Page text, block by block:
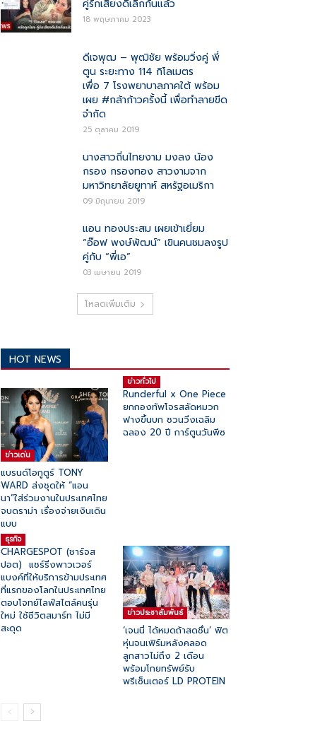
คู่รักเสียงดีเลิกกันแล้ว
18 พฤษภาคม 2023
ดีเจพุฒ – พุฒิชัย พร้อมวิ่งคู่ พี่
ตูน ระยะทาง 114 กิโลเมตร
เพื่อ 7 โรงพยาบาลภาคใต้ พร้อม
เผย #กล้าก้าวครั้งนี้ เพื่อทำลายขีด
จำกัด
25 ตุลาคม 2019
นางสาวถิ่นไทยงาม มงลง น้อง
กรอง กรองทอง สาวงามจาก
มหาวิทยาลัยยูทาห์ สหรัฐอเมริกา
09 มิถุนายน 2019
แอน ทองประสม เผยเข้าเยี่ยม
“อ๊อฟ พงษ์พัฒน์” เขินคนชมลงรูป
คู่กับ “พี่เอ”
03 เมษายน 2019
โหลดเพิ่มเติม
HOT NEWS
ข่าวเด่น
แบรนด์โอกูตูร์ TONY
WARD ส่งชุดให้ “แอน
นา”ใส่ร่วมงานในประเทศไทย
จบดราม่า เรื่องจ่ายเงินเดิน
แบบ
ข่าวทั่วไป
Runderful x One Piece
ยกกองทัพโจรสลัดหมวก
ฟางขึ้นบก ชวนวิ่งเฉลิม
ฉลอง 20 ปี การ์ตูนวันพีซ
ธุรกิจ
CHARGESPOT (ชาร์จส
ปอต) แชร์ริ่งพาวเวอร์
แบงค์ที่ให้บริการข้ามประเทศ
ที่แรกของโลกในประเทศไทย
ตอบโจทย์ไลฟ์สไตล์คนรุ่น
ใหม่ ใช้ชีวิตสมาร์ท ไม่มี
สะดุด
ข่าวประชาสัมพันธ์
‘เจนนี่ ได้หมดถ้าสดชื่น’ ฟิต
หุ่นจนเฟิร์มหลังคลอด
ลูกสาวไม่ถึง 2 เดือน
พร้อมโกยทรัพย์รับ
พรีเซ็นเตอร์ LD PROTEIN